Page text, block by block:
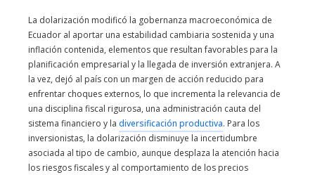
La dolarización modificó la gobernanza macroeconómica de
Ecuador al aportar una estabilidad cambiaria sostenida y una
inflación contenida, elementos que resultan favorables para la
planificación empresarial y la llegada de inversión extranjera. A
la vez, dejó al país con un margen de acción reducido para
enfrentar choques externos, lo que incrementa la relevancia de
una disciplina fiscal rigurosa, una administración cauta del
sistema financiero y la diversificación productiva. Para los
inversionistas, la dolarización disminuye la incertidumbre
asociada al tipo de cambio, aunque desplaza la atención hacia
los riesgos fiscales y al comportamiento de los precios